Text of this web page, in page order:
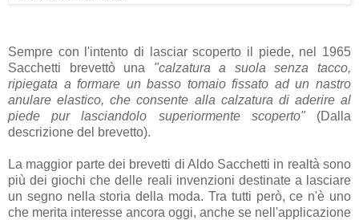
Sempre con l'intento di lasciar scoperto il piede, nel 1965
Sacchetti brevettò una "calzatura a suola senza tacco,
ripiegata a formare un basso tomaio fissato ad un nastro
anulare elastico, che consente alla calzatura di aderire al
piede pur lasciandolo superiormente scoperto"(Dalla
descrizione del brevetto).
La maggior parte dei brevetti di Aldo Sacchetti in realtà sono
più dei giochi che delle reali invenzioni destinate a lasciare
un segno nella storia della moda. Tra tutti però, ce n'è uno
che merita interesse ancora oggi, anche se nell'applicazione